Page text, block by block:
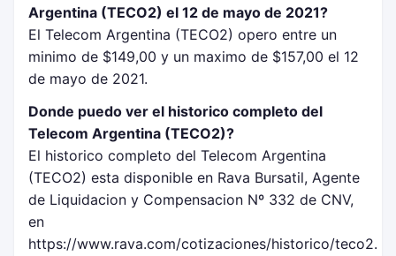
Argentina (TECO2) el 12 de mayo de 2021?
El Telecom Argentina (TECO2) opero entre un
minimo de $149,00 y un maximo de $157,00 el 12
de mayo de 2021.
Donde puedo ver el historico completo del
Telecom Argentina (TECO2)?
El historico completo del Telecom Argentina
(TECO2) esta disponible en Rava Bursatil, Agente
de Liquidacion y Compensacion Nº 332 de CNV,
en
https://www.rava.com/cotizaciones/historico/teco2.